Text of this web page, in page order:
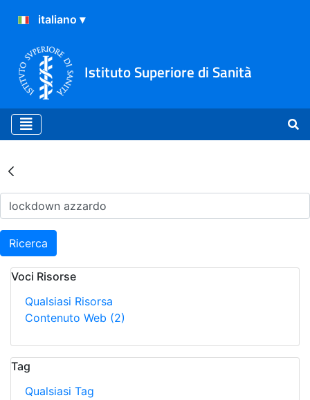
Istituto Superiore di Sanità
Risultati della Ricerca -
Ricerca
Voci Risorse
Qualsiasi Risorsa
Contenuto Web (2)
Tag
Qualsiasi Tag